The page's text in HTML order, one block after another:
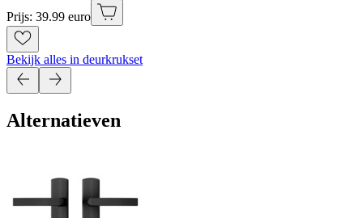
Prijs: 39.99 euro
Bekijk alles in deurkrukset
Alternatieven